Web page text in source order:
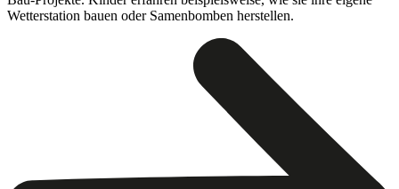
Wetterstation bauen oder Samenbomben herstellen.